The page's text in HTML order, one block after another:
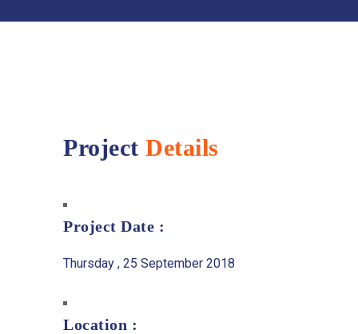
Project Details
Project Date :
Thursday , 25 September 2018
Location :